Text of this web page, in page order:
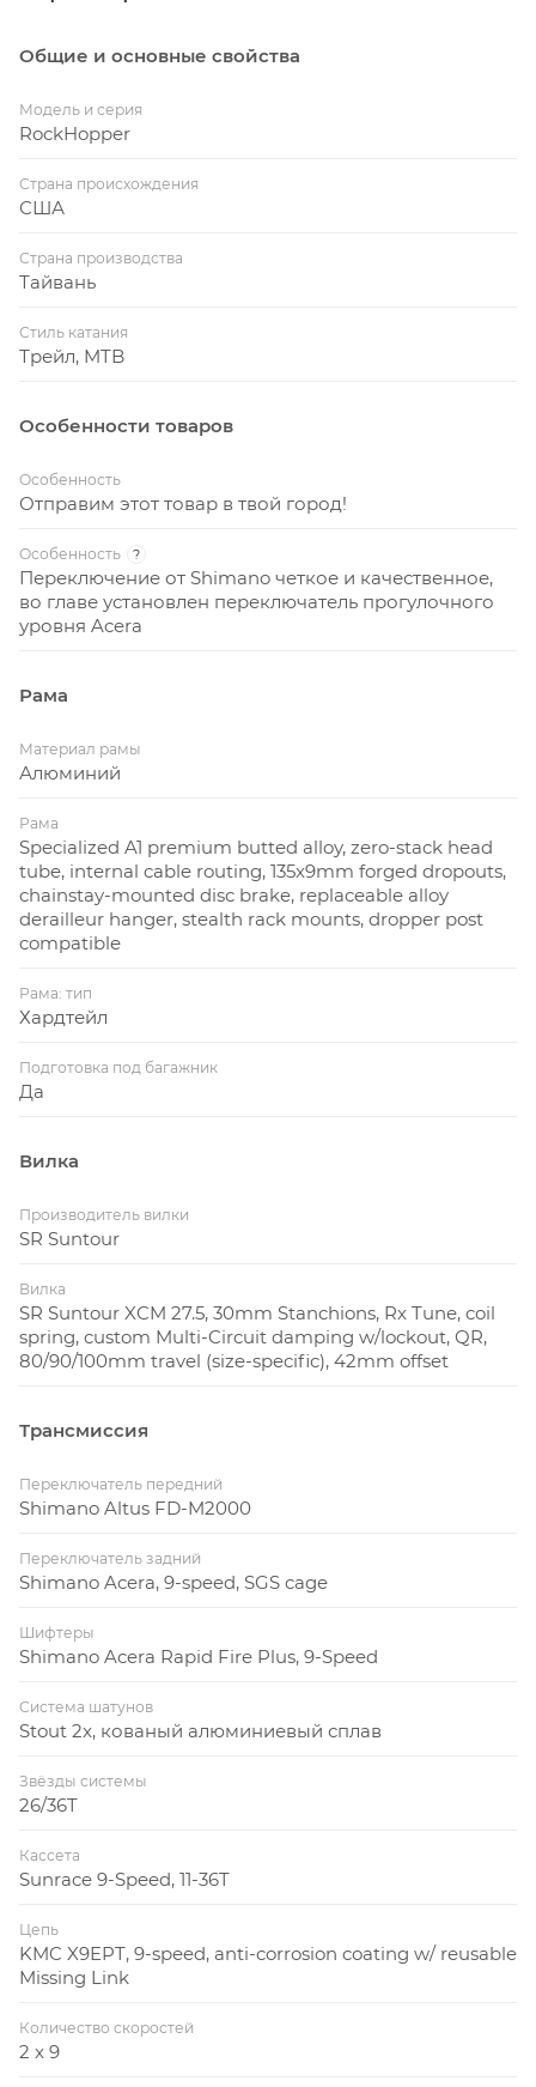
Общие и основные свойства
Модель и серия
RockHopper
Страна происхождения
США
Страна производства
Тайвань
Стиль катания
Трейл, MTB
Особенности товаров
Особенность
Отправим этот товар в твой город!
Особенность ?
Переключение от Shimano четкое и качественное,
во главе установлен переключатель прогулочного
уровня Acera
Рама
Материал рамы
Алюминий
Рама
Specialized A1 premium butted alloy, zero-stack head
tube, internal cable routing, 135x9mm forged dropouts,
chainstay-mounted disc brake, replaceable alloy
derailleur hanger, stealth rack mounts, dropper post
compatible
Рама: тип
Хардтейл
Подготовка под багажник
Да
Вилка
Производитель вилки
SR Suntour
Вилка
SR Suntour XCM 27.5, 30mm Stanchions, Rx Tune, coil
spring, custom Multi-Circuit damping w/lockout, QR,
80/90/100mm travel (size-specific), 42mm offset
Трансмиссия
Переключатель передний
Shimano Altus FD-M2000
Переключатель задний
Shimano Acera, 9-speed, SGS cage
Шифтеры
Shimano Acera Rapid Fire Plus, 9-Speed
Система шатунов
Stout 2x, кованый алюминиевый сплав
Звёзды системы
26/36T
Кассета
Sunrace 9-Speed, 11-36T
Цепь
KMC X9EPT, 9-speed, anti-corrosion coating w/ reusable
Missing Link
Количество скоростей
2 x 9